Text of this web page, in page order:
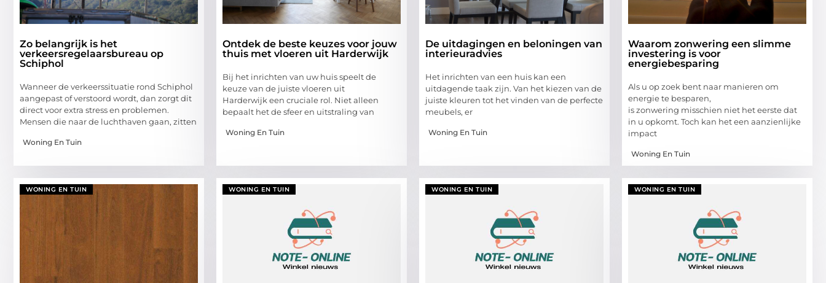
Zo belangrijk is het
verkeersregelaarsbureau op
Schiphol
Wanneer de verkeerssituatie rond Schiphol
aangepast of verstoord wordt, dan zorgt dit
direct voor extra stress en problemen.
Mensen die naar de luchthaven gaan, zitten
Woning En Tuin
Ontdek de beste keuzes voor jouw
thuis met vloeren uit Harderwijk
Bij het inrichten van uw huis speelt de
keuze van de juiste vloeren uit
Harderwijk een cruciale rol. Niet alleen
bepaalt het de sfeer en uitstraling van
Woning En Tuin
De uitdagingen en beloningen van
interieuradvies
Het inrichten van een huis kan een
uitdagende taak zijn. Van het kiezen van de
juiste kleuren tot het vinden van de perfecte
meubels, er
Woning En Tuin
Waarom zonwering een slimme
investering is voor
energiebesparing
Als u op zoek bent naar manieren om
energie te besparen,
is zonwering misschien niet het eerste dat
in u opkomt. Toch kan het een aanzienlijke
impact
Woning En Tuin
WONING EN TUIN WONING EN TUIN WONING EN TUIN WONING EN TUIN